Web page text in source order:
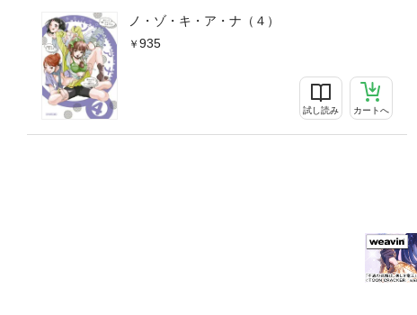
ノ・ゾ・キ・ア・ナ（４）
935
試し読み カートへ